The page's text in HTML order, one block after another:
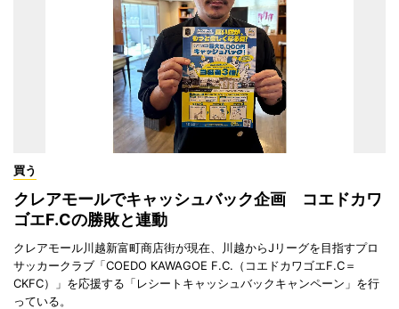
買う
クレアモールでキャッシュバック企画 コエドカワ
ゴエF.Cの勝敗と連動
クレアモール川越新富町商店街が現在、川越からJリーグを目指すプロ
サッカークラブ「COEDO KAWAGOE F.C.（コエドカワゴエF.C＝
CKFC）」を応援する「レシートキャッシュバックキャンペーン」を行
っている。